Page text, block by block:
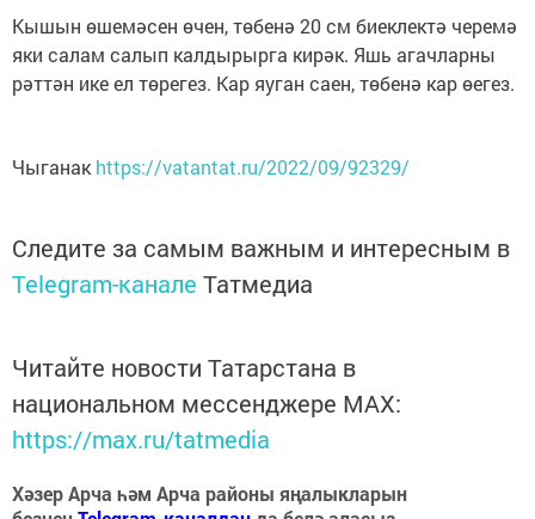
Кышын өшемәсен өчен, төбенә 20 см биеклектә черемә
яки салам салып калдырырга кирәк. Яшь агачларны
рәттән ике ел төрегез. Кар яуган саен, төбенә кар өегез.
Чыганак https://vatantat.ru/2022/09/92329/
Следите за самым важным и интересным в
Telegram-канале Татмедиа
Читайте новости Татарстана в
национальном мессенджере MАХ:
https://max.ru/tatmedia
Хәзер Арча һәм Арча районы яңалыкларын